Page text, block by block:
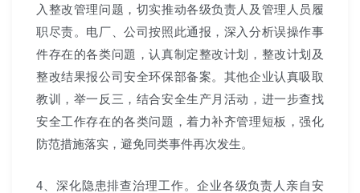
入整改管理问题，切实推动各级负责人及管理人员履
职尽责。电厂、公司按照此通报，深入分析误操作事
件存在的各类问題，认真制定整改计划，整改计划及
整改结果报公司安全环保部备案。其他企业认真吸取
教训，举一反三，结合安全生产月活动，进一步查找
安全工作存在的各类问題，着力补齐管理短板，强化
防范措施落实，避免同类事件再次发生。
4、深化隐患排查治理工作。企业各级负责人亲自安